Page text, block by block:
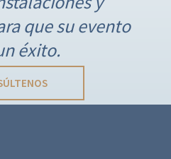
que su evento
éxito.